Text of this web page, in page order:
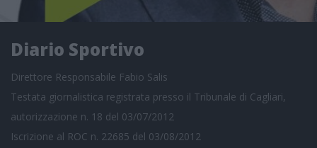
Diario Sportivo
Direttore Responsabile Fabio Salis
Testata giornalistica registrata presso il Tribunale di Cagliari,
autorizzazione n. 18 del 03/07/2012
Iscrizione al ROC n. 22685 del 03/08/2012